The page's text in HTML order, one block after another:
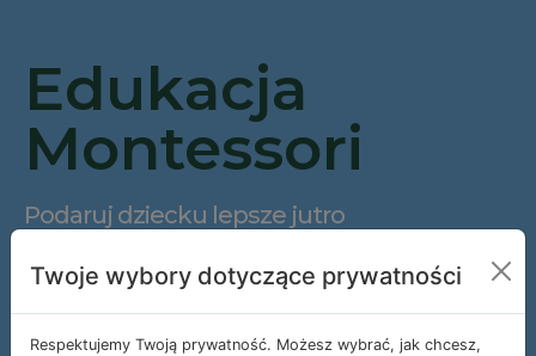
Edukacja
Montessori
Podaruj dziecku lepsze jutro
KOBYŁCE
Twoje wybory dotyczące prywatności
Respektujemy Twoją prywatność. Możesz wybrać, jak chcesz,